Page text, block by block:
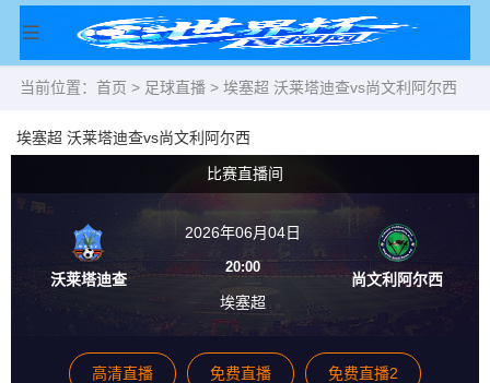
当前位置： 首页 > 足球直播 > 埃塞超 沃莱塔迪查vs尚文利阿尔西
埃塞超 沃莱塔迪查vs尚文利阿尔西
比赛直播间
沃莱塔迪查
2026年06月04日
20:00
埃塞超
尚文利阿尔西
高清直播 免费直播 免费直播2